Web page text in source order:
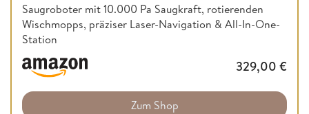
Saugroboter mit 10.000 Pa Saugkraft, rotierenden
Wischmopps, präziser Laser-Navigation & All-In-One-
Station
329,00 €
Zum Shop